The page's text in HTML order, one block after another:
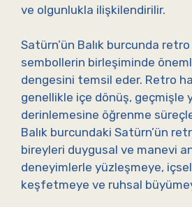
ve olgunlukla ilişkilendirilir.
Satürn’ün Balık burcunda
sembollerin birleşiminde
dengesini temsil eder. Retro
genellikle içe dönüş, geçmişle
derinlemesine öğrenme
Balık burcundaki Satürn’ün
bireyleri duygusal ve manevi
deneyimlerle yüzleşmeye,
keşfetmeye ve ruhsal